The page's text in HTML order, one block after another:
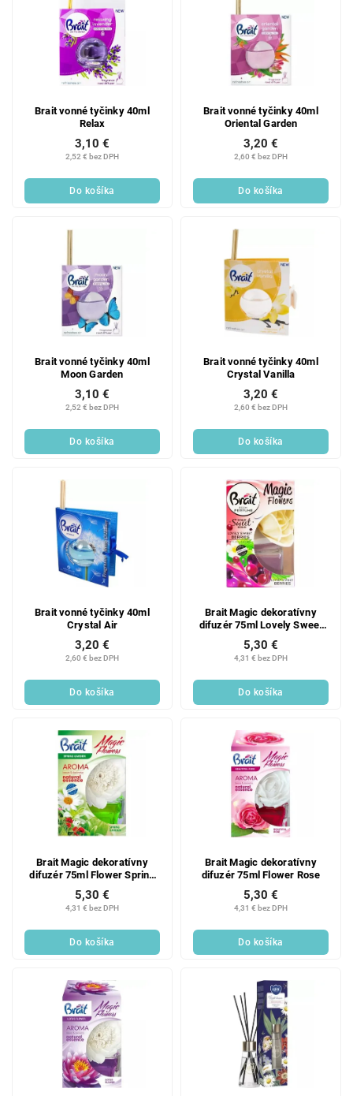
Brait vonné tyčinky 40ml
Relax
2,52 € bez DPH
3,10 €
Do košíka
Brait vonné tyčinky 40ml
Oriental Garden
2,60 € bez DPH
3,20 €
Do košíka
Brait vonné tyčinky 40ml
Moon Garden
2,52 € bez DPH
3,10 €
Do košíka
Brait vonné tyčinky 40ml
Crystal Vanilla
2,60 € bez DPH
3,20 €
Do košíka
Brait vonné tyčinky 40ml
Crystal Air
2,60 € bez DPH
3,20 €
Do košíka
Brait Magic dekoratívny
difuzér 75ml Lovely Sweet
4,31 € bez DPH
5,30 €
Do košíka
Brait Magic dekoratívny
difuzér 75ml Flower Spring
garden
4,31 € bez DPH
5,30 €
Do košíka
Brait Magic dekoratívny
difuzér 75ml Flower Rose
4,31 € bez DPH
5,30 €
Do košíka